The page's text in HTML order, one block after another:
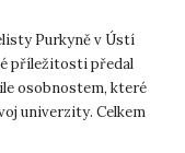
Purkyně v Ústí
příležitosti předal
osobnostem, které
univerzity. Celkem